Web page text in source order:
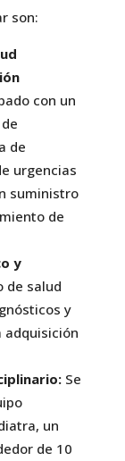
son:
con un
de
urgencias
suministro
de
y
de salud
y
Se
un
de 10